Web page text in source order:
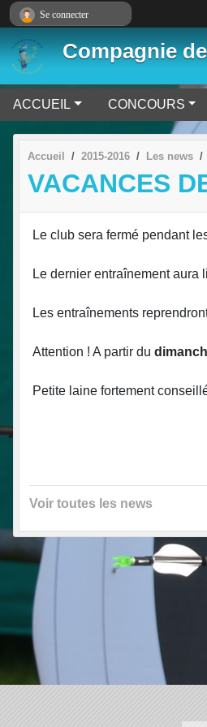
Compagnie
ACCUEIL CONCOURS
Accueil 2015-2016 Les news
VACANCES
Le club sera fermé pendant
Le dernier entraînement aura
Les entraînements
Attention ! A partir du
Petite laine fortement
Voir toutes les news
Se connecter
Panneau de gestion des cookies